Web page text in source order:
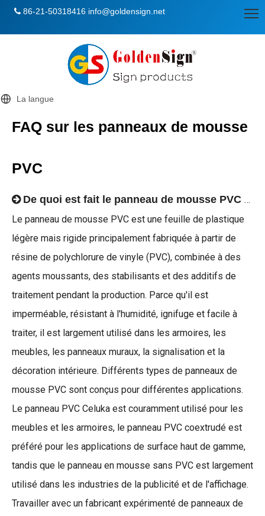
 86-21-50318416 info@goldensign.net
La langue
FAQ sur les panneaux de mousse
PVC
De quoi est fait le panneau de mousse PVC et à quoi sert-il ? Un guide pratique de Goldensign
Le panneau de mousse PVC est une feuille de plastique
légère mais rigide principalement fabriquée à partir de
résine de polychlorure de vinyle (PVC), combinée à des
agents moussants, des stabilisants et des additifs de
traitement pendant la production. Parce qu'il est
imperméable, résistant à l'humidité, ignifuge et facile à
traiter, il est largement utilisé dans les armoires, les
meubles, les panneaux muraux, la signalisation et la
décoration intérieure. Différents types de panneaux de
mousse PVC sont conçus pour différentes applications.
Le panneau PVC Celuka est couramment utilisé pour les
meubles et les armoires, le panneau PVC coextrudé est
préféré pour les applications de surface haut de gamme,
tandis que le panneau en mousse sans PVC est largement
utilisé dans les industries de la publicité et de l'affichage.
Travailler avec un fabricant expérimenté de panneaux de